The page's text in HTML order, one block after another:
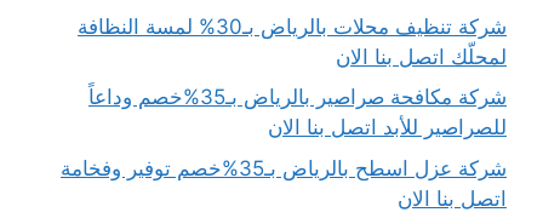
شركة تنظيف محلات بالرياض بـ30% لمسة النظافة
لمحلّك اتصل بنا الان
شركة مكافحة صراصير بالرياض بـ35%خصم وداعاً
للصراصير للأبد اتصل بنا الان
شركة عزل اسطح بالرياض بـ35%خصم توفير وفخامة
اتصل بنا الان